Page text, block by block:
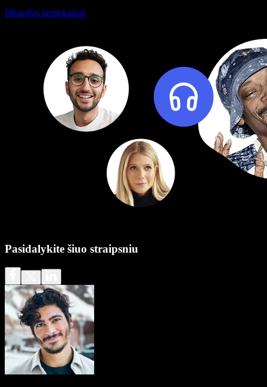
Išbandyti nemokamai
Pasidalykite šiuo straipsniu